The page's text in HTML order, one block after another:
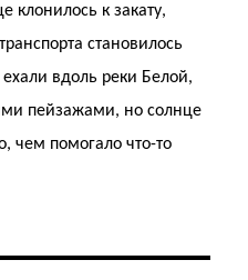
клонилось к закату,
становилось
вдоль реки Белой,
пейзажами, но солнце
помогало что-то